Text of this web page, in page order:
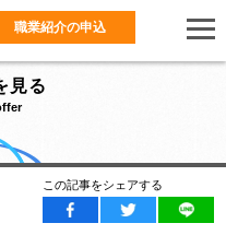
職業紹介の申込
見る
この記事をシェアする